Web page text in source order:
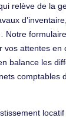
relève de la
Notre
vos attentes en
balance les
comptables